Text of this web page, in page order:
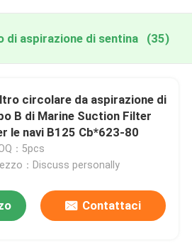
di aspirazione di sentina (35)
circolare da aspirazione di
B di Marine Suction Filter
le navi B125 Cb*623-80
：5pcs
：Discuss personally
Contattaci